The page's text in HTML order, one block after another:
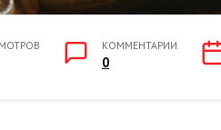
КОММЕНТАРИИ
0